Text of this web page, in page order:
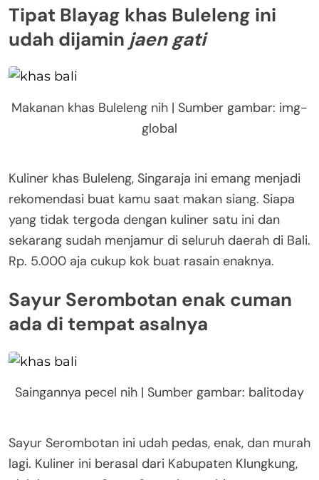
Tipat Blayag khas Buleleng ini
udah dijamin jaen gati
Makanan khas Buleleng nih | Sumber gambar: img-
global
Kuliner khas Buleleng, Singaraja ini emang menjadi
rekomendasi buat kamu saat makan siang. Siapa
yang tidak tergoda dengan kuliner satu ini dan
sekarang sudah menjamur di seluruh daerah di Bali.
Rp. 5.000 aja cukup kok buat rasain enaknya.
Sayur Serombotan enak cuman
ada di tempat asalnya
Saingannya pecel nih | Sumber gambar: balitoday
Sayur Serombotan ini udah pedas, enak, dan murah
lagi. Kuliner ini berasal dari Kabupaten Klungkung,